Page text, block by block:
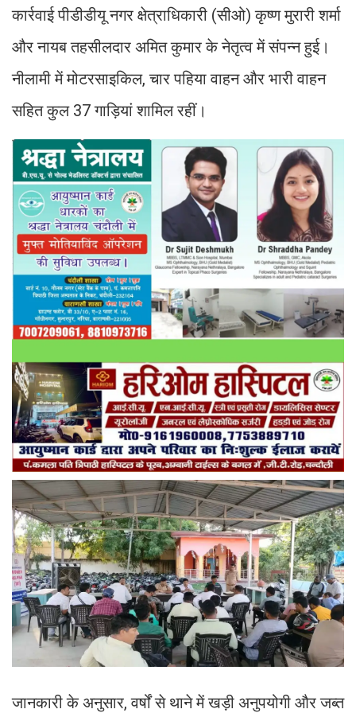
कार्रवाई पीडीडीयू नगर क्षेत्राधिकारी (सीओ) कृष्ण मुरारी शर्मा
और नायब तहसीलदार अमित कुमार के नेतृत्व में संपन्न हुई।
नीलामी में मोटरसाइकिल, चार पहिया वाहन और भारी वाहन
सहित कुल 37 गाड़ियां शामिल रहीं।
जानकारी के अनुसार, वर्षों से थाने में खड़ी अनुपयोगी और जब्त